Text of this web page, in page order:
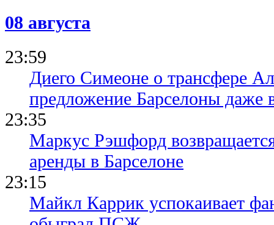
08 августа
23:59
Диего Симеоне о трансфере
предложение Барселоны даже
23:35
Маркус Рэшфорд
аренды в Барселоне
23:15
Майкл Каррик успокаивает